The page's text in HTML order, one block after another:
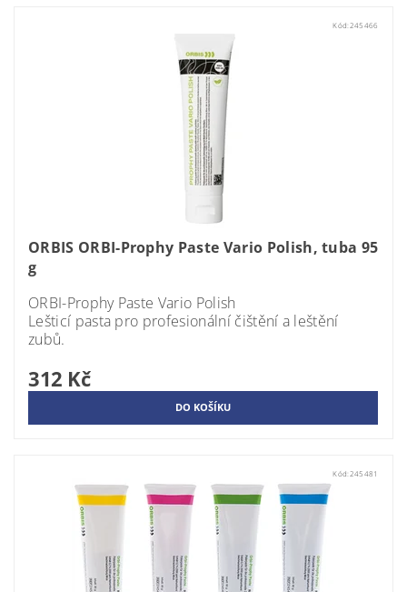
Kód: 245466
ORBIS ORBI-Prophy Paste Vario Polish, tuba 95
g
ORBI-Prophy Paste Vario Polish
Lešticí pasta pro profesionální čištění a leštění
zubů.
312 Kč
Kód: 245481